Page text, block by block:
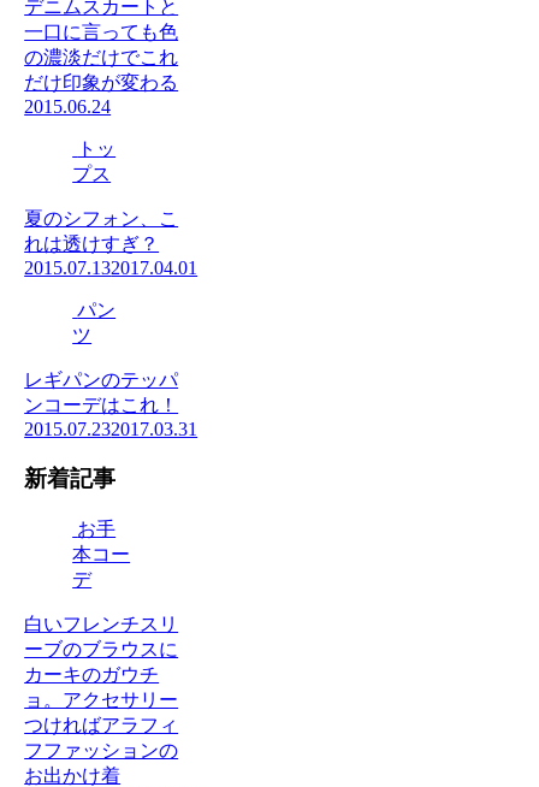
デニムスカートと
一口に言っても色
の濃淡だけでこれ
だけ印象が変わる
2015.06.24
トッ
プス
夏のシフォン、こ
れは透けすぎ？
2015.07.132017.04.01
パン
ツ
レギパンのテッパ
ンコーデはこれ！
2015.07.232017.03.31
新着記事
お手
本コー
デ
白いフレンチスリ
ーブのブラウスに
カーキのガウチ
ョ。アクセサリー
つければアラフィ
フファッションの
お出かけ着